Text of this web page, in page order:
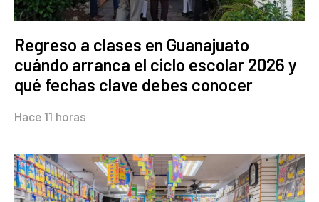
Regreso a clases en Guanajuato
cuándo arranca el ciclo escolar 2026 y
qué fechas clave debes conocer
Hace 11 horas